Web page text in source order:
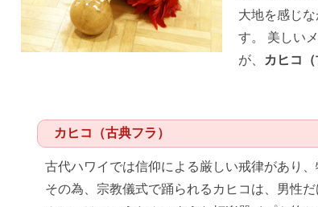
大地を感じ
す。 美しい
が、
カヒコ（
カヒコ（古典フラ）
古代ハワイでは信仰による厳しい戒律があり
その為、宗教儀式で踊られるカヒコは、男性